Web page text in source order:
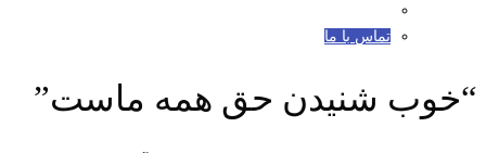
تماس با ما
“خوب شنیدن حق همه ماست”